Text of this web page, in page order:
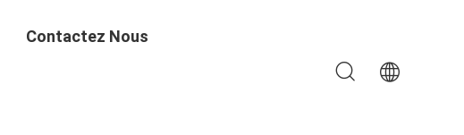
Contactez Nous